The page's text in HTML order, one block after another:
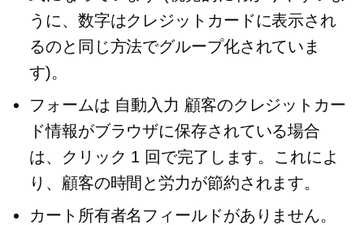
うに、数字はクレジットカードに表示され
るのと同じ方法でグループ化されていま
す)。
フォームは 自動入力 顧客のクレジットカー
ド情報がブラウザに保存されている場合
は、クリック 1 回で完了します。これによ
り、顧客の時間と労力が節約されます。
カート所有者名フィールドがありません。